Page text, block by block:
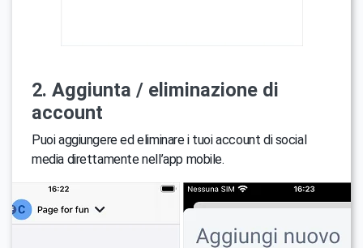
2. Aggiunta / eliminazione di
account
Puoi aggiungere ed eliminare i tuoi account di social
media direttamente nell’app mobile.